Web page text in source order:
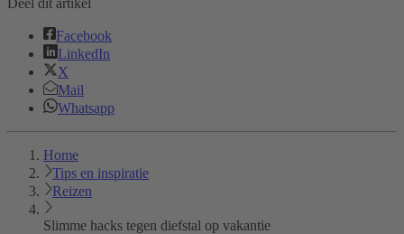
Facebook
LinkedIn
X
Mail
Whatsapp
Home
Tips en inspiratie
Reizen
Slimme hacks tegen diefstal op vakantie